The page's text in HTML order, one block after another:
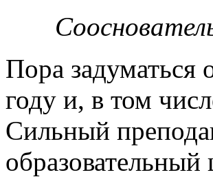
Пора задуматься
году и, в том
Сильный
образовательный